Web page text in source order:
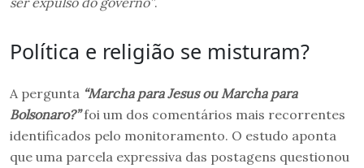
Política e religião se misturam?
A pergunta “Marcha para Jesus ou Marcha para
Bolsonaro?”foi um dos comentários mais recorrentes
identificados pelo monitoramento. O estudo aponta
que uma parcela expressiva das postagens questionou